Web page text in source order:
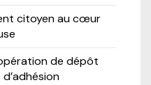
citoyen au cœur
de dépôt